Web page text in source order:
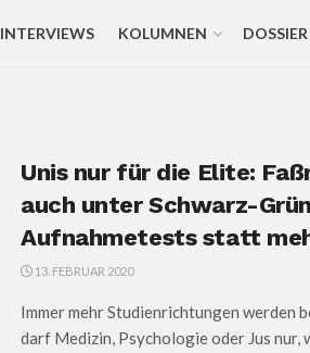
INTERVIEWS KOLUMNEN DOSSIER
Unis nur für die Elite:
auch unter Schwarz-
Aufnahmetests statt
13. FEBRUAR 2020
Immer mehr Studienrichtungen werden
darf Medizin, Psychologie oder Jus nur,